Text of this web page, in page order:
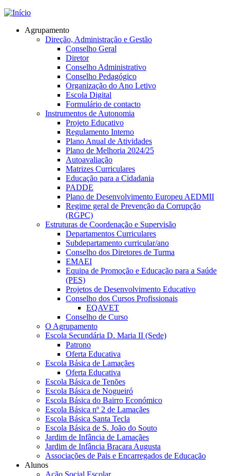
Jump to navigation
Agrupamento
Direção, Administração e Gestão
Conselho Geral
Diretor
Conselho Administrativo
Conselho Pedagógico
Organização do Ano Letivo
Escola Digital
Formulário de contacto
Instrumentos de Autonomia
Projeto Educativo
Regulamento Interno
Plano Anual de Atividades
Plano de Melhoria 2024/25
Autoavaliação
Matrizes Curriculares
Educação para a Cidadania
PADDE
Plano de Desenvolvimento Europeu AEDMII
Regime geral de Prevenção da Corrupção
(RGPC)
Estruturas de Coordenação e Supervisão
Departamentos Curriculares
Subdepartamento curricular/ano
Conselho dos Diretores de Turma
EMAEI
Equipa de Promoção e Educação para a Saúde
(PES)
Projetos de Desenvolvimento Educativo
Conselho dos Cursos Profissionais
EQAVET
Conselho de Curso
O Agrupamento
Escola Secundária D. Maria II (Sede)
Patrono
Oferta Educativa
Escola Básica de Lamaçães
Oferta Educativa
Escola Básica de Tenões
Escola Básica de Nogueiró
Escola Básica do Bairro Económico
Escola Básica nº 2 de Lamaçães
Escola Básica Santa Tecla
Escola Básica de S. João do Souto
Jardim de Infância de Lamaçães
Jardim de Infância Bracara Augusta
Associações de Pais e Encarregados de Educação
Alunos
Ação Social Escolar